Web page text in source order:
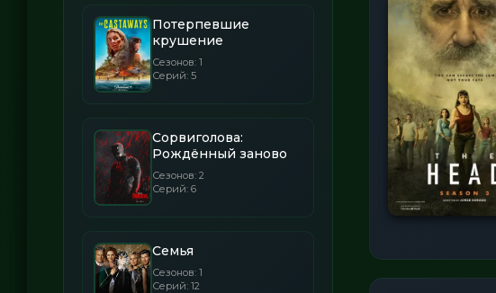
Потерпевшие
крушение
Сезонов: 1
Серий: 5
Сорвиголова:
Рождённый заново
Сезонов: 2
Серий: 6
Семья
Сезонов: 1
Серий: 12